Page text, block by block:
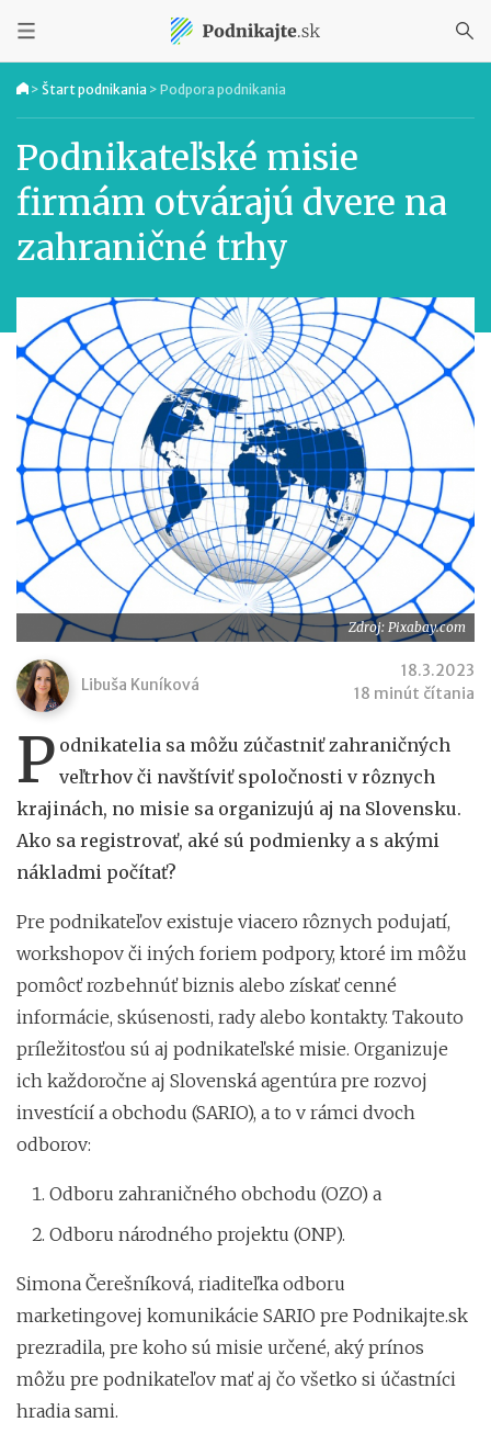
> Štart podnikania > Podpora podnikania
Podnikateľské misie
firmám otvárajú dvere na
zahraničné trhy
Zdroj: Pixabay.com
Libuša Kuníková
18.3.2023
18 minút čítania
P odnikatelia sa môžu zúčastniť zahraničných
veľtrhov či navštíviť spoločnosti v rôznych
krajinách, no misie sa organizujú aj na Slovensku.
Ako sa registrovať, aké sú podmienky a s akými
nákladmi počítať?
Pre podnikateľov existuje viacero rôznych podujatí,
workshopov či iných foriem podpory, ktoré im môžu
pomôcť rozbehnúť biznis alebo získať cenné
informácie, skúsenosti, rady alebo kontakty. Takouto
príležitosťou sú aj podnikateľské misie. Organizuje
ich každoročne aj Slovenská agentúra pre rozvoj
investícií a obchodu (SARIO), a to v rámci dvoch
odborov:
Odboru zahraničného obchodu (OZO) a
Odboru národného projektu (ONP).
Simona Čerešníková, riaditeľka odboru
marketingovej komunikácie SARIO pre Podnikajte.sk
prezradila, pre koho sú misie určené, aký prínos
môžu pre podnikateľov mať aj čo všetko si účastníci
hradia sami.